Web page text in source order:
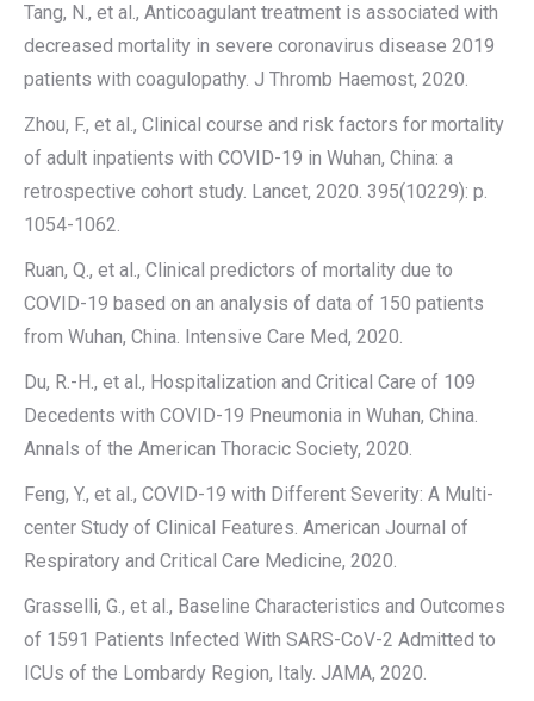
Tang, N., et al., Anticoagulant treatment is associated with
decreased mortality in severe coronavirus disease 2019
patients with coagulopathy. J Thromb Haemost, 2020.
Zhou, F., et al., Clinical course and risk factors for mortality
of adult inpatients with COVID-19 in Wuhan, China: a
retrospective cohort study. Lancet, 2020. 395(10229): p.
1054-1062.
Ruan, Q., et al., Clinical predictors of mortality due to
COVID-19 based on an analysis of data of 150 patients
from Wuhan, China. Intensive Care Med, 2020.
Du, R.-H., et al., Hospitalization and Critical Care of 109
Decedents with COVID-19 Pneumonia in Wuhan, China.
Annals of the American Thoracic Society, 2020.
Feng, Y., et al., COVID-19 with Different Severity: A Multi-
center Study of Clinical Features. American Journal of
Respiratory and Critical Care Medicine, 2020.
Grasselli, G., et al., Baseline Characteristics and Outcomes
of 1591 Patients Infected With SARS-CoV-2 Admitted to
ICUs of the Lombardy Region, Italy. JAMA, 2020.